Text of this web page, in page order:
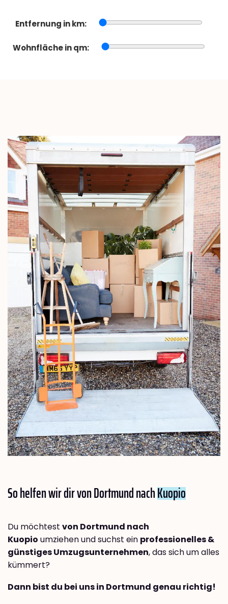
Entfernung in km:
Wohnfläche in qm:
So helfen wir dir von Dortmund nachKuopio
Du möchtest von Dortmund nach
Kuopio umziehen und suchst ein professionelles &
günstiges Umzugsunternehmen, das sich um alles
kümmert?
Dann bist du bei uns in Dortmund genau richtig!